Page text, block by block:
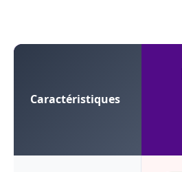
Caractéristiques